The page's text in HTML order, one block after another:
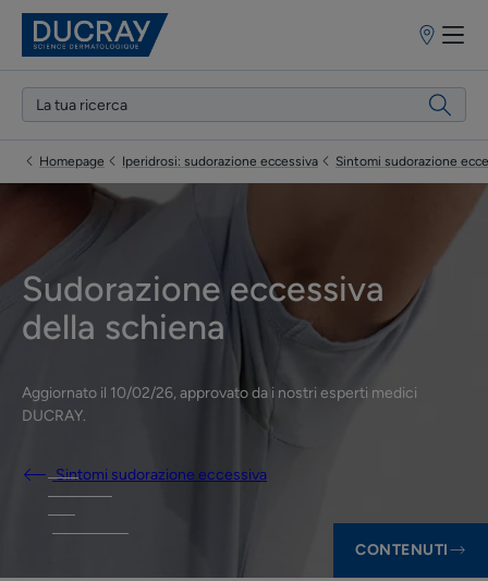
Punti
Homepage Iperidrosi: sudorazione eccessiva Sintomi sudorazione
Sudorazione eccessiva
della schiena
Aggiornato il 10/02/26, approvato da i nostri esperti medici
DUCRAY.
Sintomi sudorazione eccessiva
CONTENUTI